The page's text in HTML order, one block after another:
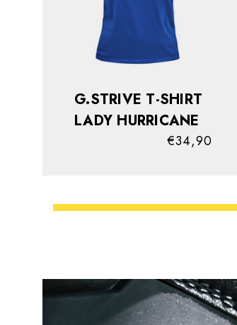
G.STRIVE T-SHIRT
LADY HURRICANE
€34,90